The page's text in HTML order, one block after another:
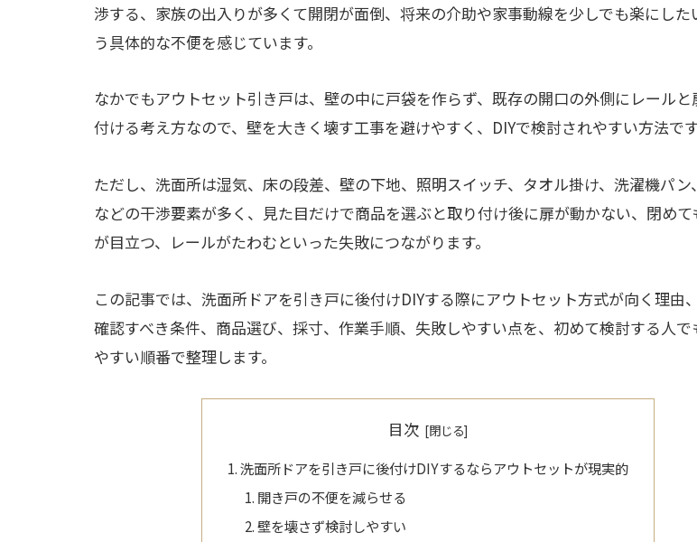
渉する、家族の出入りが多くて開閉が面倒、将来の介助や家事動線を少しでも楽にした
う具体的な不便を感じています。
なかでもアウトセット引き戸は、壁の中に戸袋を作らず、既存の開口の外側にレールと
付ける考え方なので、壁を大きく壊す工事を避けやすく、DIYで検討されやすい方法です
ただし、洗面所は湿気、床の段差、壁の下地、照明スイッチ、タオル掛け、洗濯機パン
などの干渉要素が多く、見た目だけで商品を選ぶと取り付け後に扉が動かない、閉めて
が目立つ、レールがたわむといった失敗につながります。
この記事では、洗面所ドアを引き戸に後付けDIYする際にアウトセット方式が向く理由
確認すべき条件、商品選び、採寸、作業手順、失敗しやすい点を、初めて検討する人で
やすい順番で整理します。
目次
洗面所ドアを引き戸に後付けDIYするならアウトセットが現実的
開き戸の不便を減らせる
壁を壊さず検討しやすい